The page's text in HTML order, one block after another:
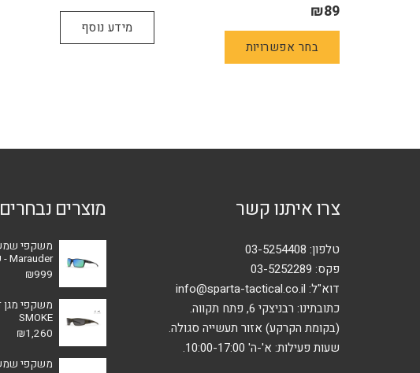
₪89
בחר אפשרויות
לבחור
מידע נוסף
צרו איתנו קשר
טלפון: 03-5254408
פקס: 03-5252289
דוא"ל: info@sparta-tactical.co.il
כתובתינו: רבניצקי 6, פתח תקווה.
(בקומת הקרקע) אזור תעשייה סגולה.
שעות פעילות: א'-ה' 10:00-17:00.
מוצרים נבחרים
Marauder - עדשה Green Mirror
₪999
SMOKE
₪1,260